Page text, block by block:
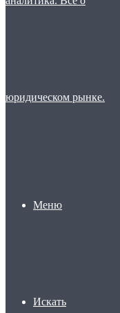
Меню
Искать